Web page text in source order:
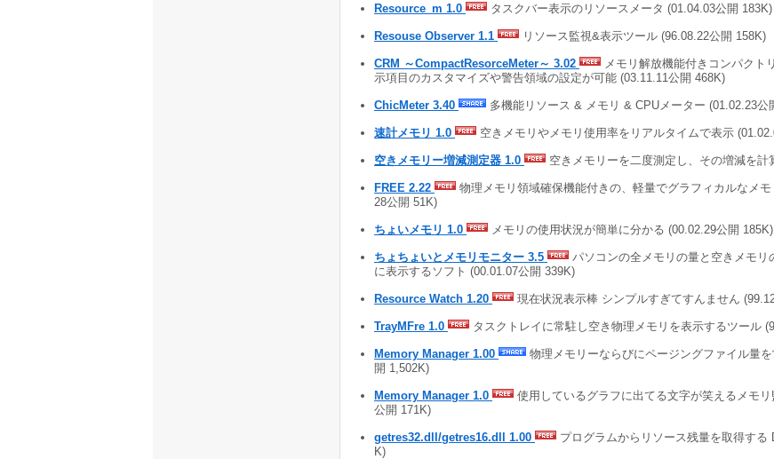
Resource_m 1.0 タスクバー表示のリソースメータ (01.04.03公開 183K)
Resouse Observer 1.1 リソース監視&表示ツール (96.08.22公開 158K)
CRM ～CompactResorceMeter～ 3.02
メモリ解放機能付きコンパクト
示項目のカスタマイズや警告領域の設定が可能 (03.11.11公開 468K)
ChicMeter 3.40 多機能リソース & メモリ & CPUメーター (01.02.23公
速計メモリ 1.0 空きメモリやメモリ使用率をリアルタイムで表示
空きメモリー増減測定器 1.0 空きメモリーを二度測定し、その増減を計
FREE 2.22
物理メモリ領域確保機能付きの、軽量でグラフィカルなメモ
28公開 51K)
ちょいメモリ 1.0 メモリの使用状況が簡単に分かる (00.02.29公開 185K)
ちょちょいとメモリモニター 3.5
パソコンの全メモリの量と空きメモリ
に表示するソフト (00.01.07公開 339K)
Resource Watch 1.20 現在状況表示棒 シンプルすぎてすんません
TrayMFre 1.0 タスクトレイに常駐し空き物理メモリを表示するツール
Memory Manager 1.00
物理メモリーならびにページングファイル量
開 1,502K)
Memory Manager 1.0
使用しているグラフに出てる文字が笑えるメモ
公開 171K)
getres32.dll/getres16.dll 1.00
プログラムからリソース残量を取得する
K)